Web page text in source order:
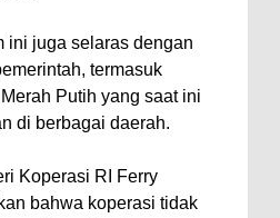
ini juga selaras dengan
termasuk
Putih yang saat ini
di berbagai daerah.
Koperasi RI Ferry
bahwa koperasi tidak